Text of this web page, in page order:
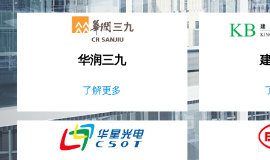
华润三九
了解更多